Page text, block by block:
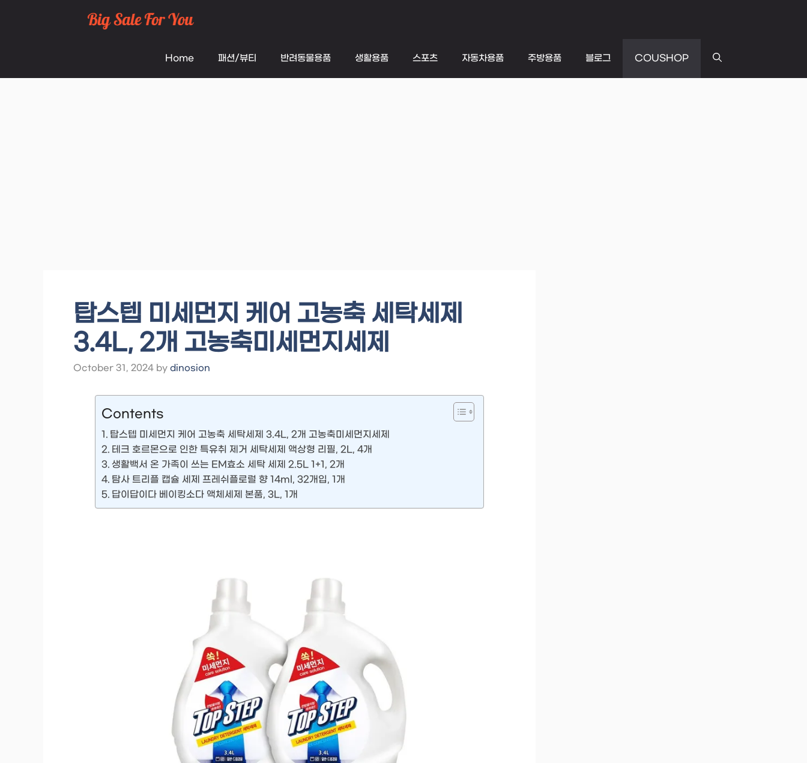
Home 패션/뷰티 반려동물용품 생활용품 스포츠 자동차용품 주방용품 블로그 COUSHOP
탑스텝 미세먼지 케어 고농축 세탁세제
3.4L, 2개 고농축미세먼지세제
October 31, 2024 by dinosion
Contents
탑스텝 미세먼지 케어 고농축 세탁세제 3.4L, 2개 고농축미세먼지세제
테크 호르몬으로 인한 특유취 제거 세탁세제 액상형 리필, 2L, 4개
생활백서 온 가족이 쓰는 EM효소 세탁 세제 2.5L 1+1, 2개
탐사 트리플 캡슐 세제 프레쉬플로럴 향 14ml, 32개입, 1개
답이답이다 베이킹소다 액체세제 본품, 3L, 1개